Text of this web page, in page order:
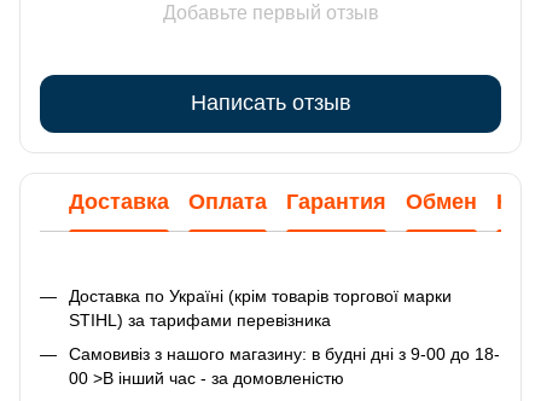
Добавьте первый отзыв
Написать отзыв
Доставка Оплата Гарантия Обмен
Доставка по Україні (крім товарів торгової марки
STIHL) за тарифами перевізника
Самовивіз з нашого магазину: в будні дні з 9-00 до 18-
00 >В інший час - за домовленістю